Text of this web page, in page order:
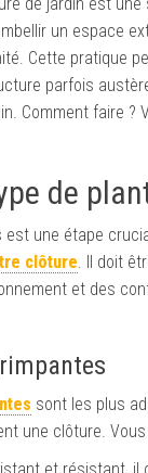
un espace
Cette pratique
parfois
Comment faire ?
de
est une étape
clôture. Il doit
et des
sont les plus
une clôture.